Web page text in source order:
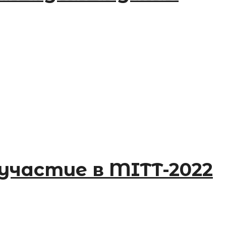
в MITT-2022